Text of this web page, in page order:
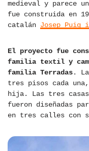
medieval y parece
fue construida en
catalán Josep Puig
El proyecto fue
familia textil y
familia Terradas.
tres pisos cada
hija. Las tres
fueron diseñadas
en tres calles con